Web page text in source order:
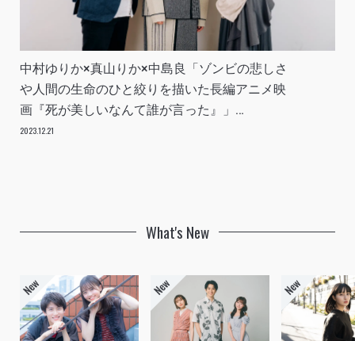
中村ゆりか×真山りか×中島良「ゾンビの悲しさ
や人間の生命のひと絞りを描いた長編アニメ映
画『死が美しいなんて誰が言った』」
INTERVIEW
2023.12.21
What's New